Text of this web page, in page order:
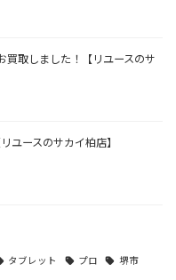
買取しました！【リユースのサ
ユースのサカイ柏店】
タブレット プロ
堺市